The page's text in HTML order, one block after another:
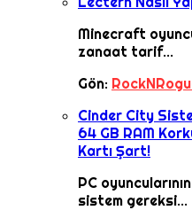
Minecraft
zanaat tarif...
Gön:
Cinder City
64 GB RAM
Kartı Şart!
PC
sistem gereksi...